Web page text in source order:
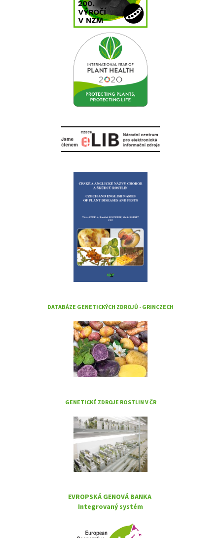
DATABÁZE GENETICKÝCH ZDROJŮ - GRINCZECH
GENETICKÉ ZDROJE ROSTLIN V ČR
EVROPSKÁ GENOVÁ BANKA
Integrovaný systém